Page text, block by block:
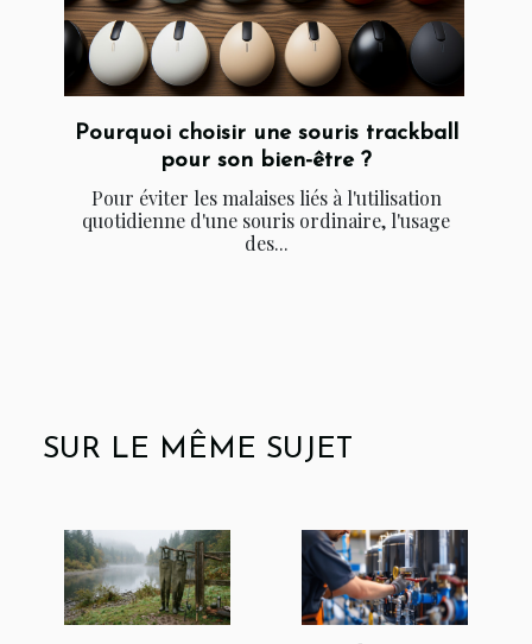
Pourquoi choisir une souris trackball
pour son bien-être ?
Pour éviter les malaises liés à l'utilisation
quotidienne d'une souris ordinaire, l'usage
des...
SUR LE MÊME SUJET